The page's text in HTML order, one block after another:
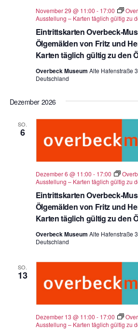
Eintrittskarten Overbeck-
Ölgemälden von Fritz und
Karten täglich gültig zu den
November 29 @ 11:00 - 17:00
Ausstellung – Karten täglich gültig zu
Overbeck Museum Alte Hafenstraße
Deutschland
Dezember 2026
SO.
6
Eintrittskarten Overbeck-
Ölgemälden von Fritz und
Karten täglich gültig zu den
Dezember 6 @ 11:00 - 17:00
Ausstellung – Karten täglich gültig zu
Overbeck Museum Alte Hafenstraße
Deutschland
SO.
13
Dezember 13 @ 11:00 - 17:00
Ausstellung – Karten täglich gültig zu